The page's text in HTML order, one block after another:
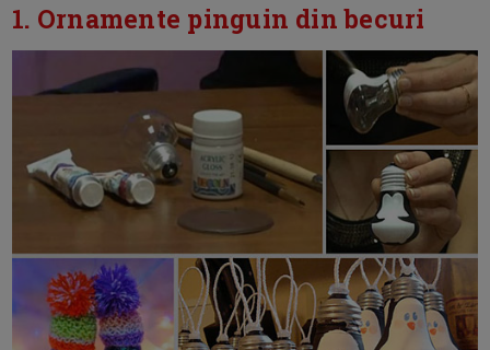
1. Ornamente pinguin din becuri